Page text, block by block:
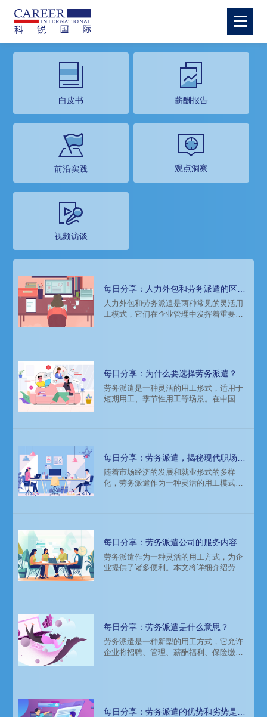
白皮书 薪酬报告
前沿实践 观点洞察
视频访谈
每日分享：人力外包和劳务派遣的区
别，人力外包能否帮助企业更好地管
理？
​人力外包和劳务派遣是两种常见的灵活用
工模式，它们在企业管理中发挥着重要作
每日分享：为什么要选择劳务派遣？
​劳务派遣是一种灵活的用工形式，适用于
短期用工、季节性用工等场景。在中国，
每日分享：劳务派遣，揭秘现代职场中
的灵活用工模式
随着市场经济的发展和就业形式的多样
化，劳务派遣作为一种灵活的用工模式，
每日分享：劳务派遣公司的服务内容有
哪些？
​劳务派遣作为一种灵活的用工方式，为企
业提供了诸多便利。本文将详细介绍劳务
每日分享：劳务派遣是什么意思？
​劳务派遣是一种新型的用工方式，它允许
企业将招聘、管理、薪酬福利、保险缴纳
源管理方面的负担。
每日分享：劳务派遣的优势和劣势是什